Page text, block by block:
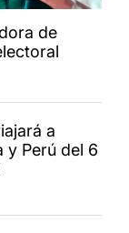
de
a
y Perú del 6